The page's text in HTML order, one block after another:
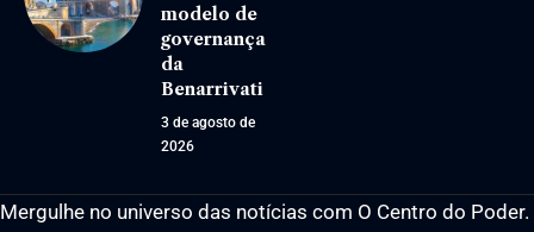
modelo de
governança
da
Benarrivati
3 de agosto de
2026
Mergulhe no universo das notícias com O Centro do Poder.